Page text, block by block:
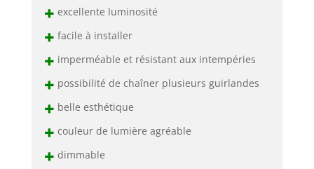
+ excellente luminosité
+ facile à installer
+ imperméable et résistant aux intempéries
+ possibilité de chaîner plusieurs guirlandes
+ belle esthétique
+ couleur de lumière agréable
+ dimmable